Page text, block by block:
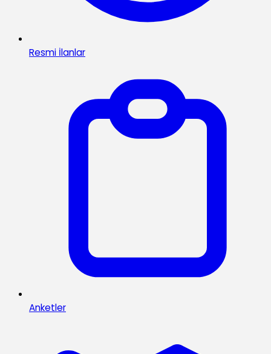
Resmi İlanlar
Anketler